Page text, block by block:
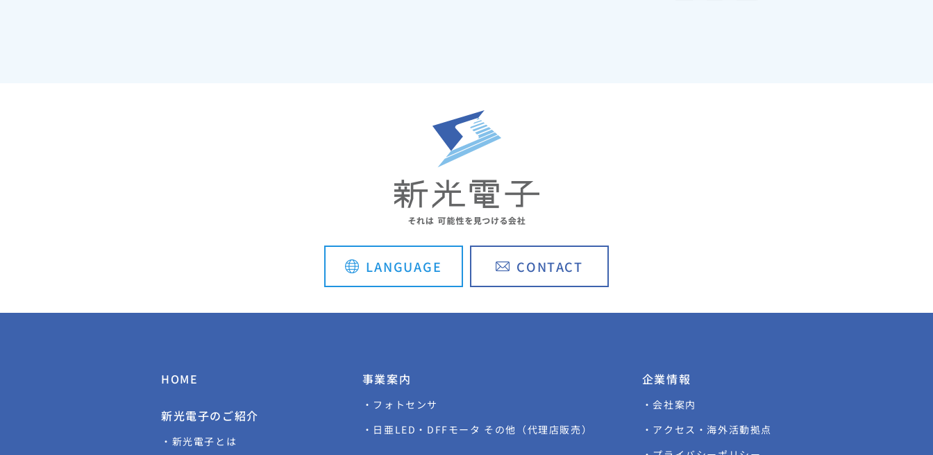
LANGUAGE CONTACT
HOME
新光電子のご紹介
・新光電子とは
事業案内
・フォトセンサ
・日亜LED・DFFモータ その他（代理店販売）
企業情報
・会社案内
・アクセス・海外活動拠点